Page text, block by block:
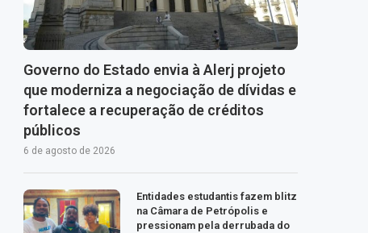
Governo do Estado envia à Alerj projeto
que moderniza a negociação de dívidas e
fortalece a recuperação de créditos
públicos
6 de agosto de 2026
Entidades estudantis fazem blitz
na Câmara de Petrópolis e
pressionam pela derrubada do